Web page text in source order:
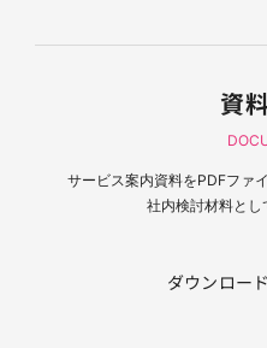
資
サービス案内資料をPDFファ
社内検討材料とし
ダウンロー